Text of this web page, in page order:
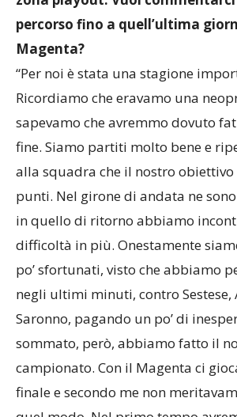
zona playout. Vuoi commentarci
percorso fino a quell’ultima
Magenta?
“Per noi è stata una stagione
Ricordiamo che eravamo una
sapevamo che avremmo dovuto
fine. Siamo partiti molto bene e
alla squadra che il nostro obiettivo
punti. Nel girone di andata ne sono
in quello di ritorno abbiamo
difficoltà in più. Onestamente
po’ sfortunati, visto che abbiamo
negli ultimi minuti, contro Sestese,
Saronno, pagando un po’ di
sommato, però, abbiamo fatto il
campionato. Con il Magenta ci
finale e secondo me non